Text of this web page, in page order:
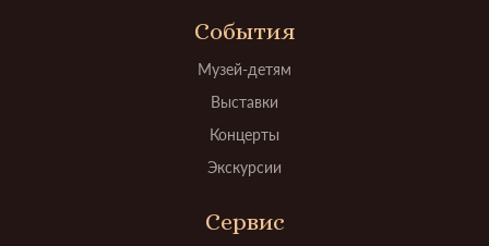
События
Музей-детям
Выставки
Концерты
Экскурсии
Сервис